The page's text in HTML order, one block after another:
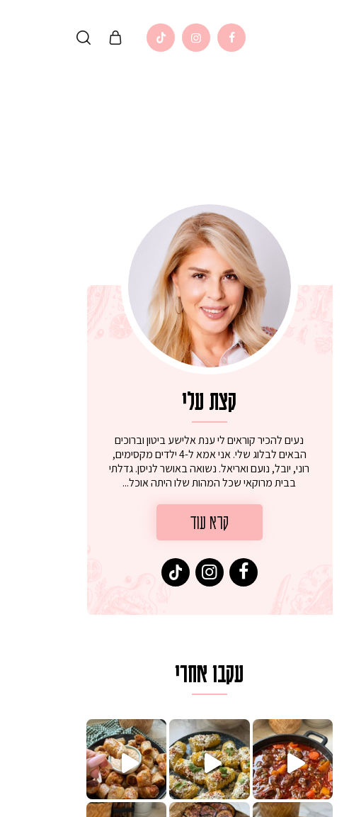
קצת עלי
נעים להכיר קוראים לי ענת אלישע ביטון וברוכים
הבאים לבלוג שלי. אני אמא ל-4 ילדים מקסימים,
רוני, יובל, נועם ואריאל. נשואה באושר לניסן. גדלתי
בבית מרוקאי שכל המהות שלו היתה אוכל...
קרא עוד
עקבו אחרי
בולגרית מעודנת מ
קריספיים ממכרים שמכינים בכמה דקות עב
אז מה בשבילכם? בפ
לתשעת הימים, חשבתי מה לחדש לכם ונראה